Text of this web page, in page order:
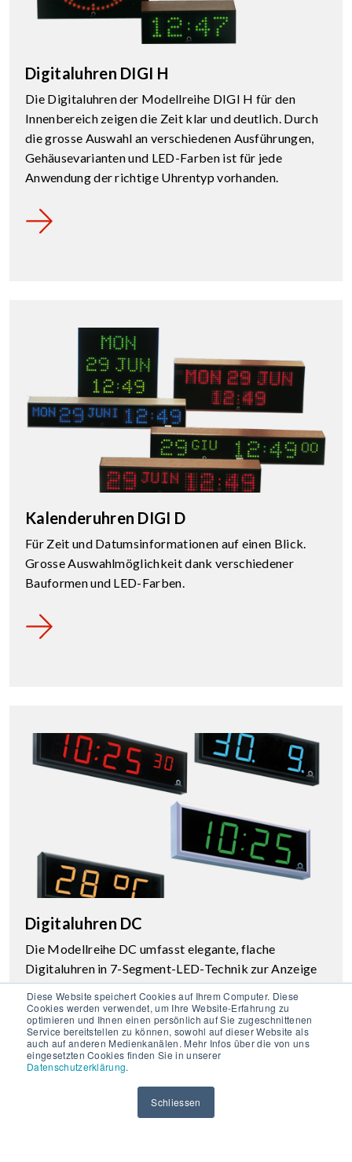
Diese Website speichert Cookies auf Ihrem Computer. Diese
Cookies werden verwendet, um Ihre Website-Erfahrung zu
optimieren und Ihnen einen persönlich auf Sie zugeschnittenen
Service bereitstellen zu können, sowohl auf dieser Website als
auch auf anderen Medienkanälen. Mehr Infos über die von uns
eingesetzten Cookies finden Sie in unserer
Datenschutzerklärung.
Schliessen
Digitaluhren DIGI H
Die Digitaluhren der Modellreihe DIGI H für den
Innenbereich zeigen die Zeit klar und deutlich. Durch
die grosse Auswahl an verschiedenen Ausführungen,
Gehäusevarianten und LED-Farben ist für jede
Anwendung der richtige Uhrentyp vorhanden.
Kalenderuhren DIGI D
Für Zeit und Datumsinformationen auf einen Blick.
Grosse Auswahlmöglichkeit dank verschiedener
Bauformen und LED-Farben.
Digitaluhren DC
Die Modellreihe DC umfasst elegante, flache
Digitaluhren in 7-Segment-LED-Technik zur Anzeige
von Zeit, Datum und Temperatur.